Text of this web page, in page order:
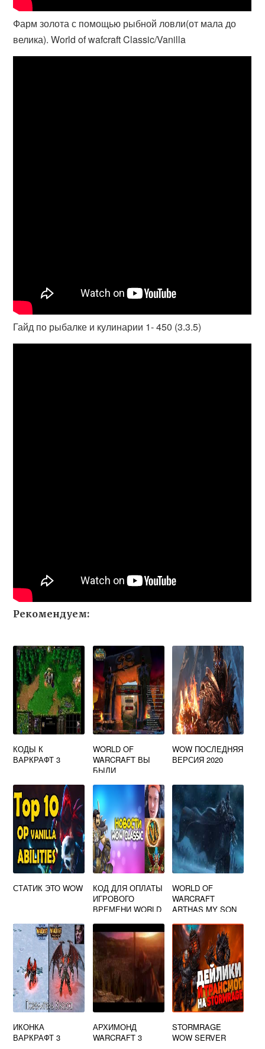
Фарм золота с помощью рыбной ловли(от мала до
велика). World of wafcraft Classic/Vanilla
Гайд по рыбалке и кулинарии 1- 450 (3.3.5)
Рекомендуем:
КОДЫ К
ВАРКРАФТ 3
WORLD OF
WARCRAFT ВЫ
БЫЛИ
BLZ51914003
WOW ПОСЛЕДНЯЯ
ВЕРСИЯ 2020
СТАТИК ЭТО WOW
КОД ДЛЯ ОПЛАТЫ
ИГРОВОГО
ВРЕМЕНИ WORLD
WORLD OF
WARCRAFT
ARTHAS MY SON
ИКОНКА
ВАРКРАФТ 3
АРХИМОНД
WARCRAFT 3
STORMRAGE
WOW SERVER